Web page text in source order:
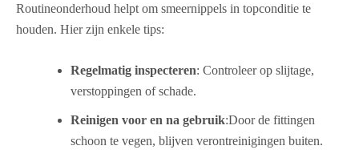
Routineonderhoud helpt om smeernippels in topconditie te
houden. Hier zijn enkele tips:
Regelmatig inspecteren: Controleer op slijtage,
verstoppingen of schade.
Reinigen voor en na gebruik:Door de fittingen
schoon te vegen, blijven verontreinigingen buiten.